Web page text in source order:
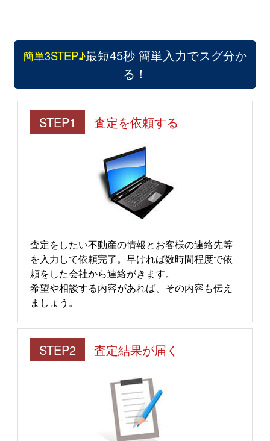
簡単3STEP♪最短45秒 簡単入力でスグ分か
る！
STEP1 査定を依頼する
査定をしたい不動産の情報とお客様の連絡先等
を入力して依頼完了。早ければ数時間程度で依
頼をした会社から連絡がきます。
希望や相談する内容があれば、その内容も伝え
ましょう。
STEP2 査定結果が届く